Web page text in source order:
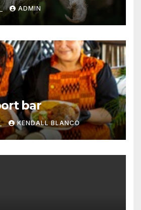
ADMIN
bar
KENDALL BLANCO